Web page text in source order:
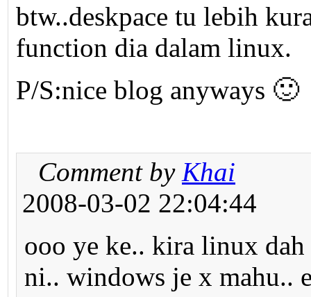
btw..deskpace tu lebih
function dia dalam linux.
P/S:nice blog anyways 🙂
Comment by Khai
2008-03-02 22:04:44
ooo ye ke.. kira linux
ni.. windows je x mahu..